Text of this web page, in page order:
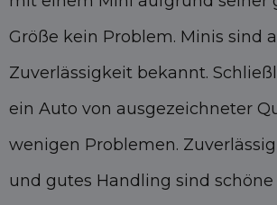
Größe kein Problem. Minis sind
Zuverlässigkeit bekannt.
ein Auto von ausgezeichneter
wenigen Problemen.
und gutes Handling sind